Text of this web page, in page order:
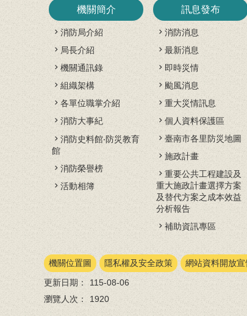
機關簡介
消防局介紹
局長介紹
機關通訊錄
組織架構
各單位職掌介紹
消防大事紀
消防史料館‧防災教育
館
消防榮譽榜
活動相簿
訊息發布
消防消息
最新消息
即時災情
颱風消息
重大災情訊息
個人資料保護區
臺南市各里防災地圖
施政計畫
重要公共工程建設及
重大施政計畫選擇方案
及替代方案之成本效益
分析報告
補助資訊專區
機關位置圖 隱私權及安全政策
網站資料開放宣
更新日期： 115-08-06
瀏覽人次： 1920